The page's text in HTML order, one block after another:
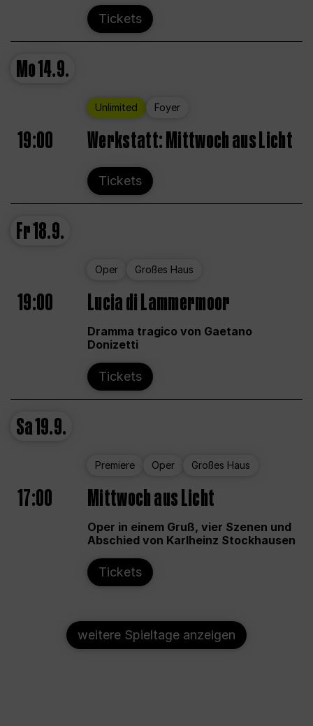
Tickets
Mo14.9.
Unlimited Foyer
19:00 Werkstatt: Mittwoch aus Licht
Tickets
Fr18.9.
Oper Großes Haus
19:00 Lucia di Lammermoor
Dramma tragico von Gaetano
Donizetti
Tickets
Sa19.9.
Premiere Oper Großes Haus
17:00 Mittwoch aus Licht
Oper in einem Gruß, vier Szenen und
Abschied von Karlheinz Stockhausen
Tickets
weitere Spieltage anzeigen